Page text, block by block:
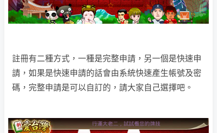
註冊有二種方式，一種是完整申請，另一個是快速申
請，如果是快速申請的話會由系統快速產生帳號及密
碼，完整申請是可以自訂的，請大家自己選擇吧。